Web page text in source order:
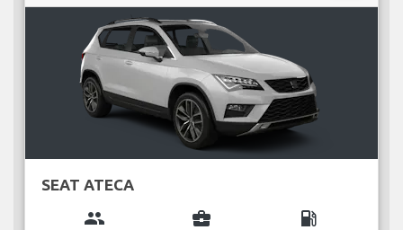
SEAT ATECA
group business_center local_gas_station